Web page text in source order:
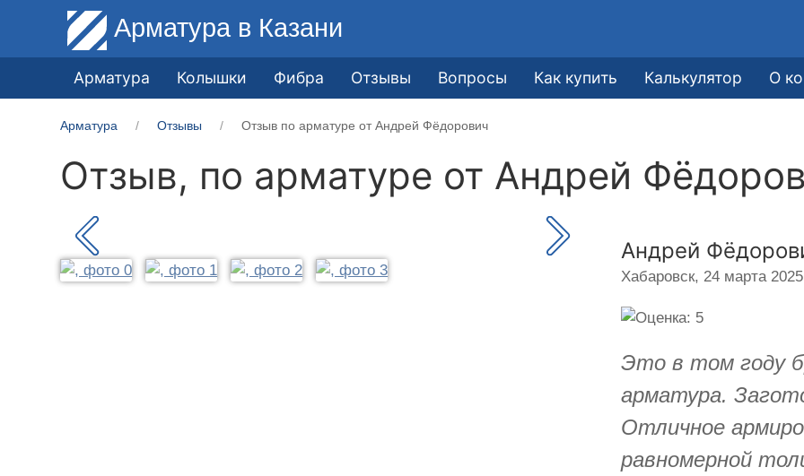
Арматура в Казани
Арматура Колышки Фибра Отзывы Вопросы Как купить Калькулятор О
Арматура Отзывы Отзыв по арматуре от Андрей Фёдорович
Отзыв, по арматуре от Андрей
Андрей
Хабаровск, 24 марта 2025
Это в том году
арматура.
Отличное
равномерной